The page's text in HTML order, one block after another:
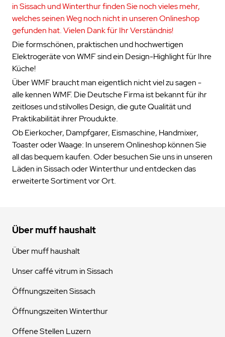
in Sissach und Winterthur finden Sie noch vieles mehr,
welches seinen Weg noch nicht in unseren Onlineshop
gefunden hat. Vielen Dank für Ihr Verständnis!
Die formschönen, praktischen und hochwertigen
Elektrogeräte von WMF sind ein Design-Highlight für Ihre
Küche!
Über WMF braucht man eigentlich nicht viel zu sagen -
alle kennen WMF. Die Deutsche Firma ist bekannt für ihr
zeitloses und stilvolles Design, die gute Qualität und
Praktikabilität ihrer Proudukte.
Ob Eierkocher, Dampfgarer, Eismaschine, Handmixer,
Toaster oder Waage: In unserem Onlineshop können Sie
all das bequem kaufen. Oder besuchen Sie uns in unseren
Läden in Sissach oder Winterthur und entdecken das
erweiterte Sortiment vor Ort.
Über muff haushalt
Über muff haushalt
Unser caffé vitrum in Sissach
Öffnungszeiten Sissach
Öffnungszeiten Winterthur
Offene Stellen Luzern